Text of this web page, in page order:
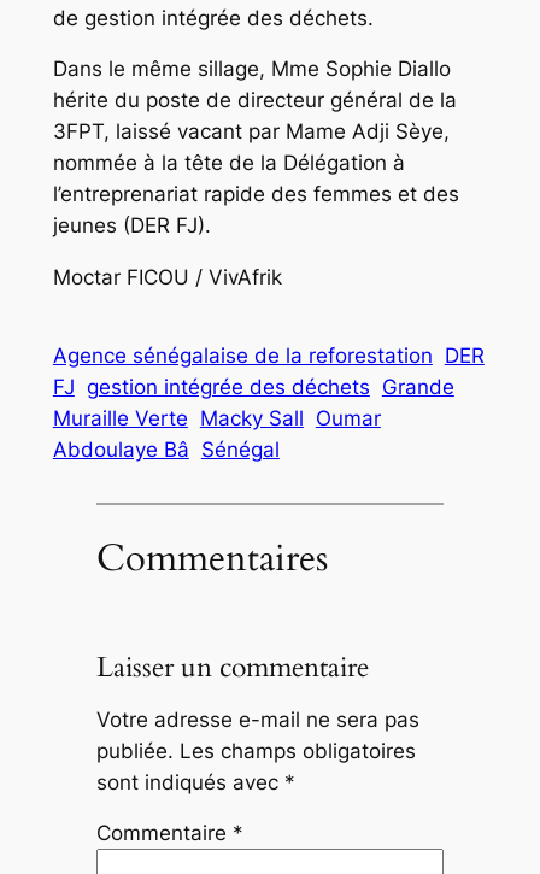
de gestion intégrée des déchets.
Dans le même sillage, Mme Sophie Diallo
hérite du poste de directeur général de la
3FPT, laissé vacant par Mame Adji Sèye,
nommée à la tête de la Délégation à
l’entreprenariat rapide des femmes et des
jeunes (DER FJ).
Moctar FICOU / VivAfrik
Agence sénégalaise de la reforestation DER
FJ gestion intégrée des déchets Grande
Muraille Verte Macky Sall Oumar
Abdoulaye Bâ Sénégal
Commentaires
Laisser un commentaire
Votre adresse e-mail ne sera pas
publiée. Les champs obligatoires
sont indiqués avec *
Commentaire *